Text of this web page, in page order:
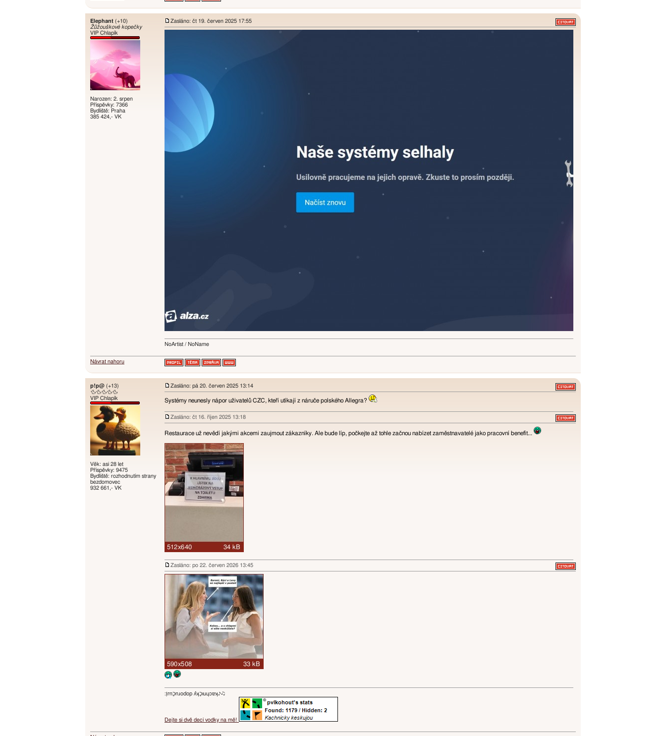
Elephant (+10)
Žůžouškové kopečky
VIP Chlapík
Narozen: 2. srpen
Příspěvky: 7366
Bydliště: Praha
385 424,- VK
Zasláno: čt 19. červen 2025 17:55
NoArtist / NoName
Návrat nahoru
p!p@ (+13)
🦆🦆🦆🦆🦆
VIP Chlapík
Věk: asi 28 let
Příspěvky: 9475
Bydliště: rozhodnutím strany
bezdomovec
932 661,- VK
Zasláno: pá 20. červen 2025 13:14
Systémy neunesly nápor uživatelů CZC, kteří utíkají z náruče polského Allegra?
Zasláno: čt 16. říjen 2025 13:18
Restaurace už nevědí jakými akcemi zaujmout zákazníky. Ale bude líp, počkejte až tohle začnou nabízet zaměstnavatelé jako pracovní benefit...
Zasláno: po 22. červen 2026 13:45
:ו֥ɾnכַnɹodop ʎʞכַıuɥɔɐʞ♪♫
Dejte si dvě deci vodky na mě!